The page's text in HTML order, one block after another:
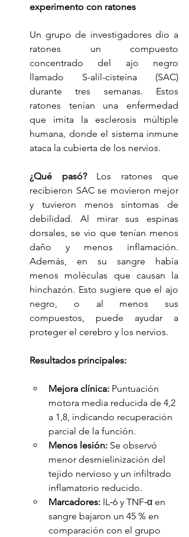
experimento con ratones
Un grupo de investigadores dio a
ratones un compuesto
concentrado del ajo negro
llamado S-alil-cisteína (SAC)
durante tres semanas. Estos
ratones tenían una enfermedad
que imita la esclerosis múltiple
humana, donde el sistema inmune
ataca la cubierta de los nervios.
¿Qué pasó? Los ratones que
recibieron SAC se movieron mejor
y tuvieron menos síntomas de
debilidad. Al mirar sus espinas
dorsales, se vio que tenían menos
daño y menos inflamación.
Además, en su sangre había
menos moléculas que causan la
hinchazón. Esto sugiere que el ajo
negro, o al menos sus
compuestos, puede ayudar a
proteger el cerebro y los nervios.
Resultados principales:
Mejora clínica: Puntuación
motora media reducida de 4,2
a 1,8, indicando recuperación
parcial de la función.
Menos lesión: Se observó
menor desmielinización del
tejido nervioso y un infiltrado
inflamatorio reducido.
Marcadores: IL‑6 y TNF‑α en
sangre bajaron un 45 % en
comparación con el grupo